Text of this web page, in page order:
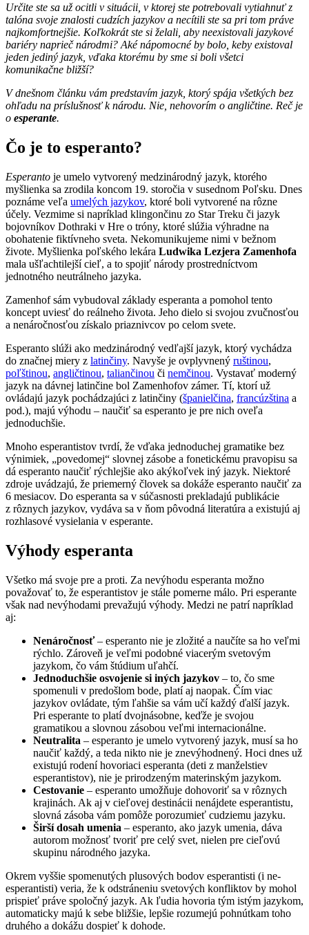
Určite ste sa už ocitli v situácii, v ktorej ste potrebovali vytiahnuť z
talóna svoje znalosti cudzích jazykov a necítili ste sa pri tom práve
najkomfortnejšie. Koľkokrát ste si želali, aby neexistovali jazykové
bariéry naprieč národmi? Aké nápomocné by bolo, keby existoval
jeden jediný jazyk, vďaka ktorému by sme si boli všetci
komunikačne bližší?
V dnešnom článku vám predstavím jazyk, ktorý spája všetkých bez
ohľadu na príslušnosť k národu. Nie, nehovorím o angličtine. Reč je
o esperante.
Čo je to esperanto?
Esperanto je umelo vytvorený medzinárodný jazyk, ktorého
myšlienka sa zrodila koncom 19. storočia v susednom Poľsku. Dnes
poznáme veľa umelých jazykov, ktoré boli vytvorené na rôzne
účely. Vezmime si napríklad klingončinu zo Star Treku či jazyk
bojovníkov Dothraki v Hre o tróny, ktoré slúžia výhradne na
obohatenie fiktívneho sveta. Nekomunikujeme nimi v bežnom
živote. Myšlienka poľského lekára Ludwika Lezjera Zamenhofa
mala ušľachtilejší cieľ, a to spojiť národy prostredníctvom
jednotného neutrálneho jazyka.
Zamenhof sám vybudoval základy esperanta a pomohol tento
koncept uviesť do reálneho života. Jeho dielo si svojou zvučnosťou
a nenáročnosťou získalo priaznivcov po celom svete.
Esperanto slúži ako medzinárodný vedľajší jazyk, ktorý vychádza
do značnej miery z latinčiny. Navyše je ovplyvnený ruštinou,
poľštinou, angličtinou, taliančinou či nemčinou. Vystavať moderný
jazyk na dávnej latinčine bol Zamenhofov zámer. Tí, ktorí už
ovládajú jazyk pochádzajúci z latinčiny (španielčina, francúzština a
pod.), majú výhodu – naučiť sa esperanto je pre nich oveľa
jednoduchšie.
Mnoho esperantistov tvrdí, že vďaka jednoduchej gramatike bez
výnimiek, „povedomej“ slovnej zásobe a fonetickému pravopisu sa
dá esperanto naučiť rýchlejšie ako akýkoľvek iný jazyk. Niektoré
zdroje uvádzajú, že priemerný človek sa dokáže esperanto naučiť za
6 mesiacov. Do esperanta sa v súčasnosti prekladajú publikácie
z rôznych jazykov, vydáva sa v ňom pôvodná literatúra a existujú aj
rozhlasové vysielania v esperante.
Výhody esperanta
Všetko má svoje pre a proti. Za nevýhodu esperanta možno
považovať to, že esperantistov je stále pomerne málo. Pri esperante
však nad nevýhodami prevažujú výhody. Medzi ne patrí napríklad
aj:
Nenáročnosť– esperanto nie je zložité a naučíte sa ho veľmi
rýchlo. Zároveň je veľmi podobné viacerým svetovým
jazykom, čo vám štúdium uľahčí.
Jednoduchšie osvojenie si iných jazykov – to, čo sme
spomenuli v predošlom bode, platí aj naopak. Čím viac
jazykov ovládate, tým ľahšie sa vám učí každý ďalší jazyk.
Pri esperante to platí dvojnásobne, keďže je svojou
gramatikou a slovnou zásobou veľmi internacionálne.
Neutralita – esperanto je umelo vytvorený jazyk, musí sa ho
naučiť každý, a teda nikto nie je znevýhodnený. Hoci dnes už
existujú rodení hovoriaci esperanta (deti z manželstiev
esperantistov), nie je prirodzeným materinským jazykom.
Cestovanie – esperanto umožňuje dohovoriť sa v rôznych
krajinách. Ak aj v cieľovej destinácii nenájdete esperantistu,
slovná zásoba vám pomôže porozumieť cudziemu jazyku.
Širší dosah umenia – esperanto, ako jazyk umenia, dáva
autorom možnosť tvoriť pre celý svet, nielen pre cieľovú
skupinu národného jazyka.
Okrem vyššie spomenutých plusových bodov esperantisti (i ne-
esperantisti) veria, že k odstráneniu svetových konfliktov by mohol
prispieť práve spoločný jazyk. Ak ľudia hovoria tým istým jazykom,
automaticky majú k sebe bližšie, lepšie rozumejú pohnútkam toho
druhého a dokážu dospieť k dohode.